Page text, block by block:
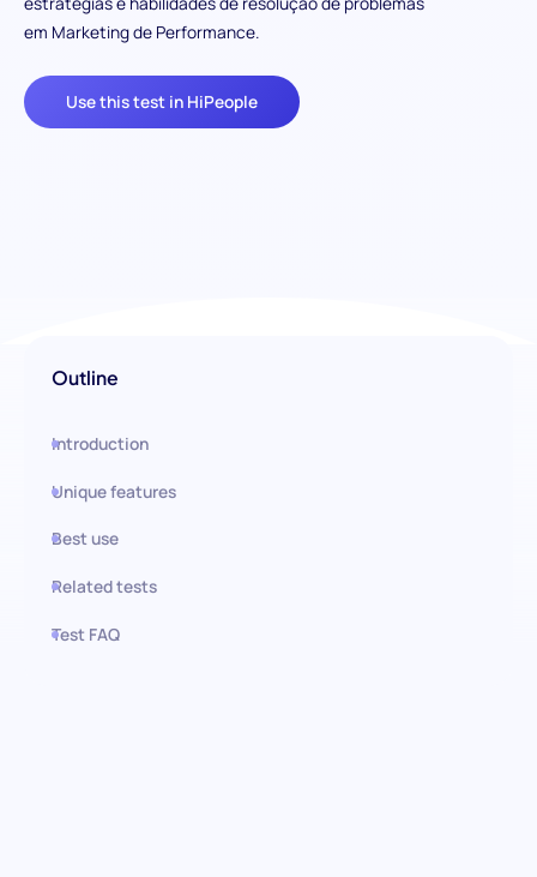
em Marketing de Performance.
Use this test in HiPeople
Outline
Introduction
Unique features
Best use
Related tests
Test FAQ